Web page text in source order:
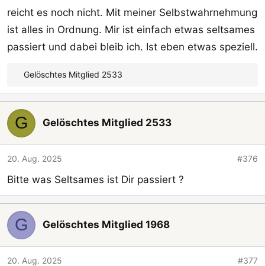
reicht es noch nicht. Mit meiner Selbstwahrnehmung
ist alles in Ordnung. Mir ist einfach etwas seltsames
passiert und dabei bleib ich. Ist eben etwas speziell.
e
k
t
i
o
e
n
Gelöschtes Mitglied 2533
G Gelöschtes Mitglied 2533
20. Aug. 2025 #376
Bitte was Seltsames ist Dir passiert ?
G Gelöschtes Mitglied 1968
20. Aug. 2025 #377